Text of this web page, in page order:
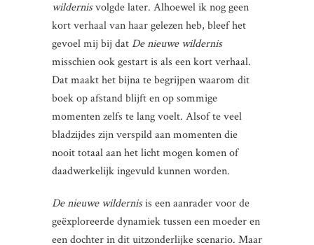
wildernisvolgde later. Alhoewel ik nog geen
kort verhaal van haar gelezen heb, bleef het
gevoel mij bij datDe nieuwe wildernis
misschien ook gestart is als een kort verhaal.
Dat maakt het bijna te begrijpen waarom dit
boek op afstand blijft en op sommige
momenten zelfs te lang voelt. Alsof te veel
bladzijdes zijn verspild aan momenten die
nooit totaal aan het licht mogen komen of
daadwerkelijk ingevuld kunnen worden.
De nieuwe wildernisis een aanrader voor de
geëxploreerde dynamiek tussen een moeder en
een dochter in dit uitzonderlijke scenario. Maar